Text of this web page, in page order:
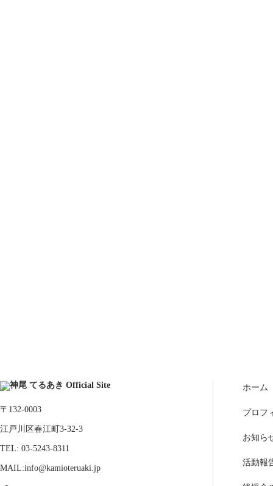
〒132-0003
江戸川区春江町3-32-3
TEL: 03-5243-8311
MAIL:info@kamioteruaki.jp
ホーム
プロフ
お知ら
活動報